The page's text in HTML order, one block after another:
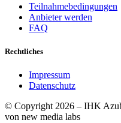
Teilnahmebedingungen
Anbieter werden
FAQ
Rechtliches
Impressum
Datenschutz
© Copyright 2026 – IHK
von new media labs